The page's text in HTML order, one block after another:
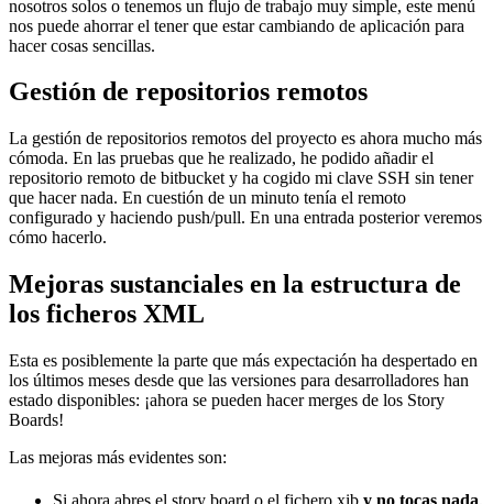
nosotros solos o tenemos un flujo de trabajo muy simple, este menú
nos puede ahorrar el tener que estar cambiando de aplicación para
hacer cosas sencillas.
Gestión de repositorios remotos
La gestión de repositorios remotos del proyecto es ahora mucho más
cómoda. En las pruebas que he realizado, he podido añadir el
repositorio remoto de bitbucket y ha cogido mi clave SSH sin tener
que hacer nada. En cuestión de un minuto tenía el remoto
configurado y haciendo push/pull. En una entrada posterior veremos
cómo hacerlo.
Mejoras sustanciales en la estructura de
los ficheros XML
Esta es posiblemente la parte que más expectación ha despertado en
los últimos meses desde que las versiones para desarrolladores han
estado disponibles: ¡ahora se pueden hacer merges de los Story
Boards!
Las mejoras más evidentes son: